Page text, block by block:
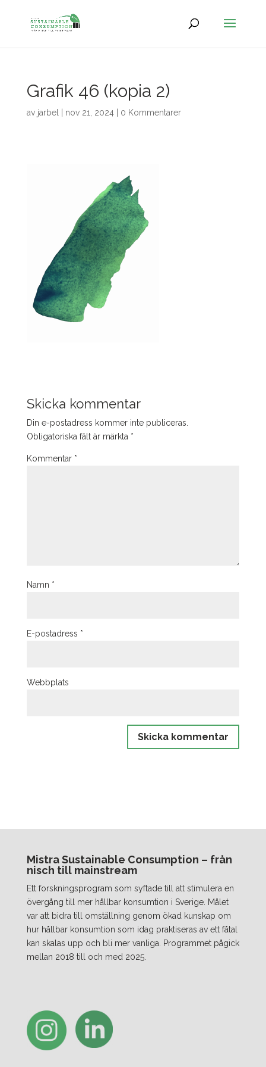
Grafik 46 (kopia 2)
av jarbel nov 21, 2024| 0 Kommentarer
Skicka kommentar
Din e-postadress kommer inte publiceras.
Obligatoriska fält är märkta *
Kommentar *
Namn *
E-postadress *
Webbplats
Mistra Sustainable Consumption – från
nisch till mainstream
Ett forskningsprogram som syftade till att stimulera en
övergång till mer hållbar konsumtion i Sverige. Målet
var att bidra till omställning genom ökad kunskap om
hur hållbar konsumtion som idag praktiseras av ett fåtal
kan skalas upp och bli mer vanliga. Programmet pågick
mellan 2018 till och med 2025.